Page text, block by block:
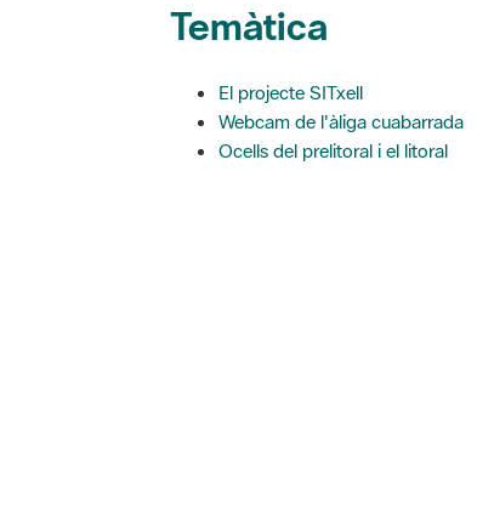
Temàtica
El projecte SITxell
Webcam de l'àliga cuabarrada
Ocells del prelitoral i el litoral